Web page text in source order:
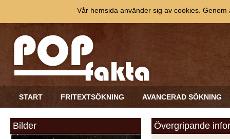
START FRITEXTSÖKNING AVANCERAD SÖKNING
Bilder Övergripande
Vår hemsida använder sig av cookies.